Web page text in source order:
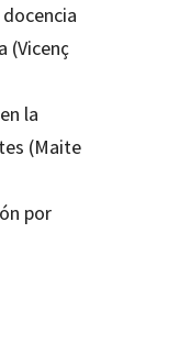
(Vicenç
la
(Maite
por